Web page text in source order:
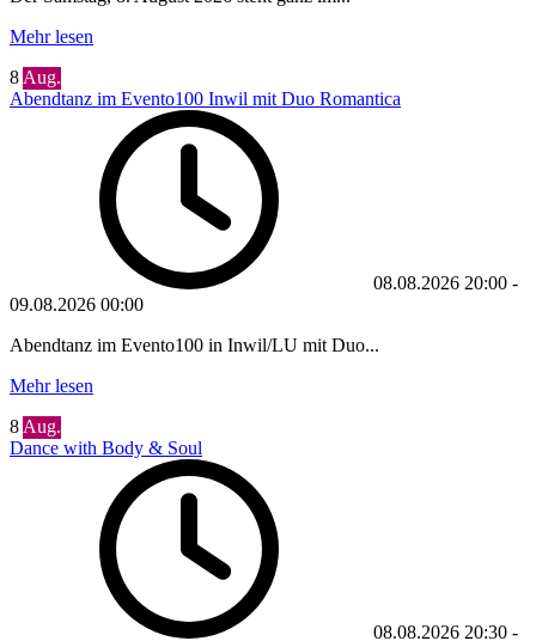
Mehr lesen
8 Aug.
Abendtanz im Evento100 Inwil mit Duo Romantica
08.08.2026 20:00 -
09.08.2026 00:00
Abendtanz im Evento100 in Inwil/LU mit Duo...
Mehr lesen
8 Aug.
Dance with Body & Soul
08.08.2026 20:30 -